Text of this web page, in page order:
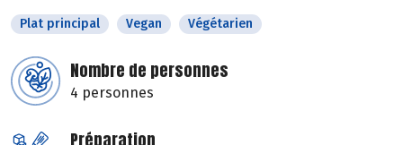
Plat principal Vegan Végétarien
Nombre de personnes
4 personnes
Préparation